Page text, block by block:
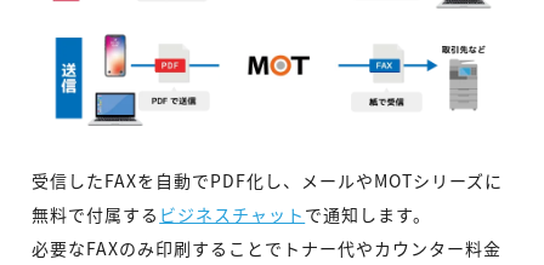
受信したFAXを自動でPDF化し、メールやMOTシリーズに
無料で付属する ビジネスチャット で通知します。
必要なFAXのみ印刷することでトナー代やカウンター料金